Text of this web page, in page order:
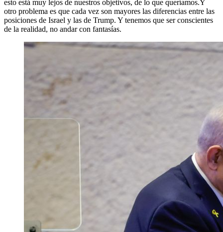
esto está muy lejos de nuestros objetivos, de lo que queríamos.Y
otro problema es que cada vez son mayores las diferencias entre las
posiciones de Israel y las de Trump. Y tenemos que ser conscientes
de la realidad, no andar con fantasías.